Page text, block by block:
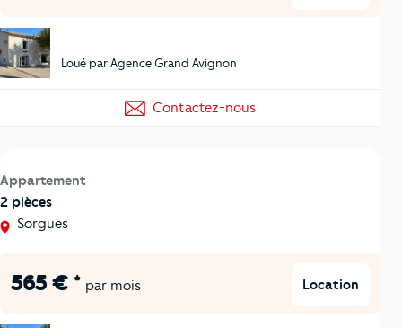
Loué par Agence Grand Avignon
Contactez-nous
Appartement
2 pièces
Sorgues
565 € * par mois Location